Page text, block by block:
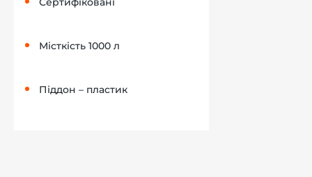
Місткість 1000 л
Піддон – пластик